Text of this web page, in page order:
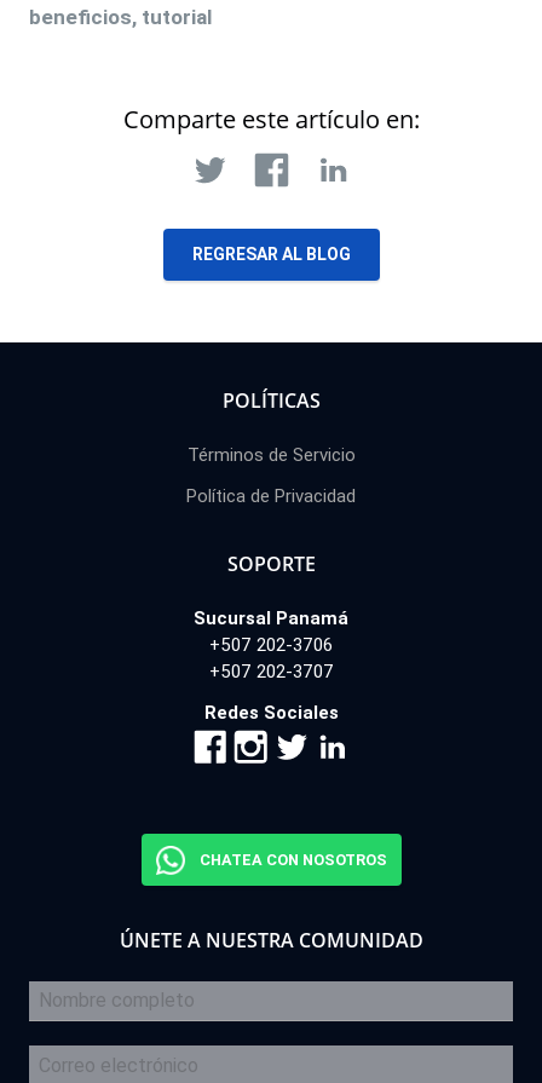
beneficios, tutorial
Comparte este artículo en:
REGRESAR AL BLOG
POLÍTICAS
Términos de Servicio
Política de Privacidad
SOPORTE
Sucursal Panamá
+507 202-3706
+507 202-3707
Redes Sociales
CHATEA CON NOSOTROS
ÚNETE A NUESTRA COMUNIDAD